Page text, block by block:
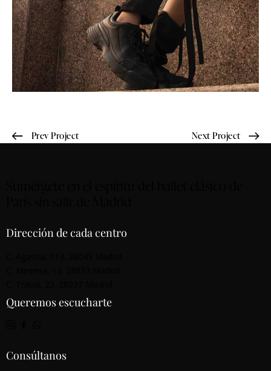
Prev Project Next Project
Dirección de cada centro
Queremos escucharte
Consúltanos